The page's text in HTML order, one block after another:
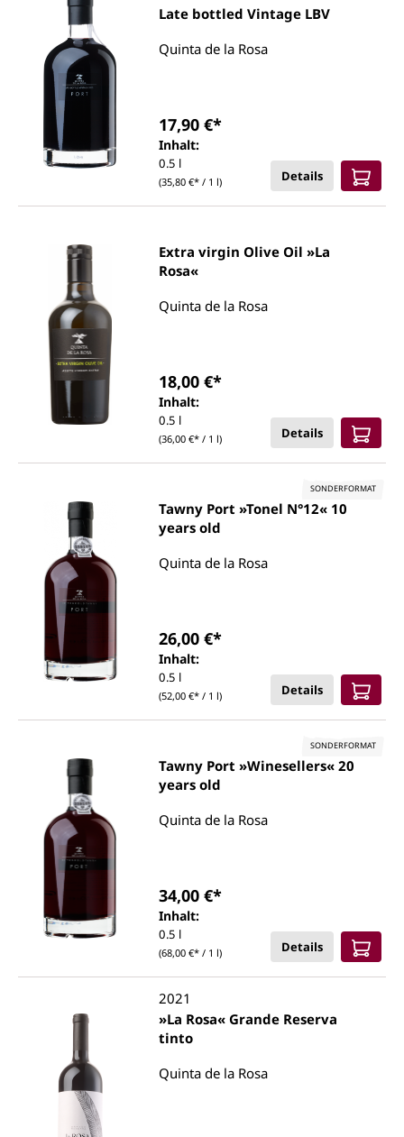
Late bottled Vintage LBV
Quinta de la Rosa
Inhalt:
0.5 l
(35,80 €* / 1 l)
17,90 €*
Details
Extra virgin Olive Oil »La
Rosa«
Quinta de la Rosa
Inhalt:
0.5 l
(36,00 €* / 1 l)
18,00 €*
Details
SONDERFORMAT
Tawny Port »Tonel N°12« 10
years old
Quinta de la Rosa
Inhalt:
0.5 l
(52,00 €* / 1 l)
26,00 €*
Details
SONDERFORMAT
Tawny Port »Winesellers« 20
years old
Quinta de la Rosa
Inhalt:
0.5 l
(68,00 €* / 1 l)
34,00 €*
Details
2021
»La Rosa« Grande Reserva
tinto
Quinta de la Rosa